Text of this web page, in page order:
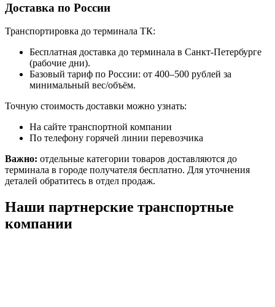
Доставка по России
Транспортировка до терминала ТК:
Бесплатная доставка до терминала в Санкт-Петербурге
(рабочие дни).
Базовый тариф по России: от 400–500 рублей за
минимальный вес/объём.
Точную стоимость доставки можно узнать:
На сайте транспортной компании
По телефону горячей линии перевозчика
Важно: отдельные категории товаров доставляются до
терминала в городе получателя бесплатно. Для уточнения
деталей обратитесь в отдел продаж.
Наши партнерские транспортные
компании